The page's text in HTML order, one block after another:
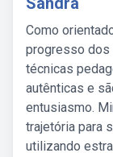
Como
progresso dos
técnicas
autênticas e
entusiasmo.
trajetória para
utilizando